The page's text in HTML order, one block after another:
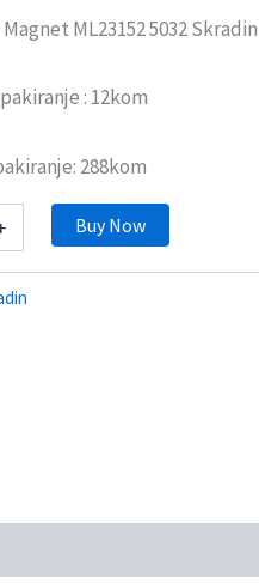
ML23152 5032 Skradin
: 12kom
288kom
Buy Now